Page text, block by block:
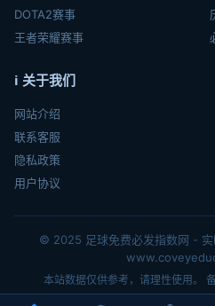
DOTA2赛事
王者荣耀赛事
ℹ️ 关于我们
网站介绍
联系客服
隐私政策
用户协议
© 2025 足球免费必发指数网 -
本站数据仅供参考，请理性使用。